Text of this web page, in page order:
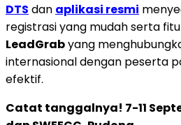
DTS dan aplikasi resmi
registrasi yang mudah serta
LeadGrabyang
internasional dengan peserta
efektif.
Catat tanggalnya! 7-11